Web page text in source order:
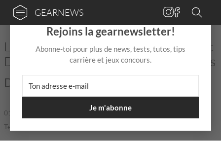
GEARNEWS
Ludwig Drums étoffe la série NeuSonic
Downbeat avec trois nouvelles finitions
Du nouveau chez Ludwig !
01 Juin |
Temps de lecture: 1 min
×
Rejoins la gearnewsletter!
Abonne-toi pour plus de news, tests, tutos, tips
carrière et jeux concours.
Je m'abonne